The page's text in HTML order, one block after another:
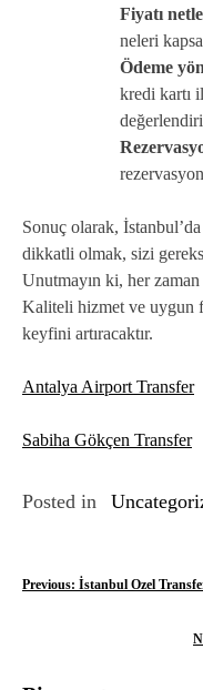
Fiyatı
neleri
Ödeme
kredi kartı
Sonuç olarak,
dikkatli olmak, sizi
Unutmayın ki, her
Kaliteli hizmet ve uygun
keyfini artıracaktır.
Antalya Airport Transfer
Sabiha Gökçen Transfer
Posted in
Y
Previous: İstanbul Ozel